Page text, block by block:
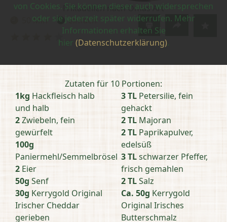
von Cookies. Sie können dieser auch widersprechen
oder sie jederzeit später widerrufen. Mehr
Informationen erhalten Sie
hier (Datenschutzerklärung).
Frikadellen nach Omas Art
Zubereitungszeit:
50 Min Schwierigkeit:
einfach
Zutaten für 10 Portionen:
1kg Hackfleisch halb
und halb
2Zwiebeln, fein
gewürfelt
100g
Paniermehl/Semmelbrösel
2 Eier
50g Senf
30g Kerrygold Original
Irischer Cheddar
gerieben
3 TL Petersilie, fein
gehackt
2 TL Majoran
2 TL Paprikapulver,
edelsüß
3 TLschwarzer Pfeffer,
frisch gemahlen
2 TLSalz
Ca. 50g Kerrygold
Original Irisches
Butterschmalz